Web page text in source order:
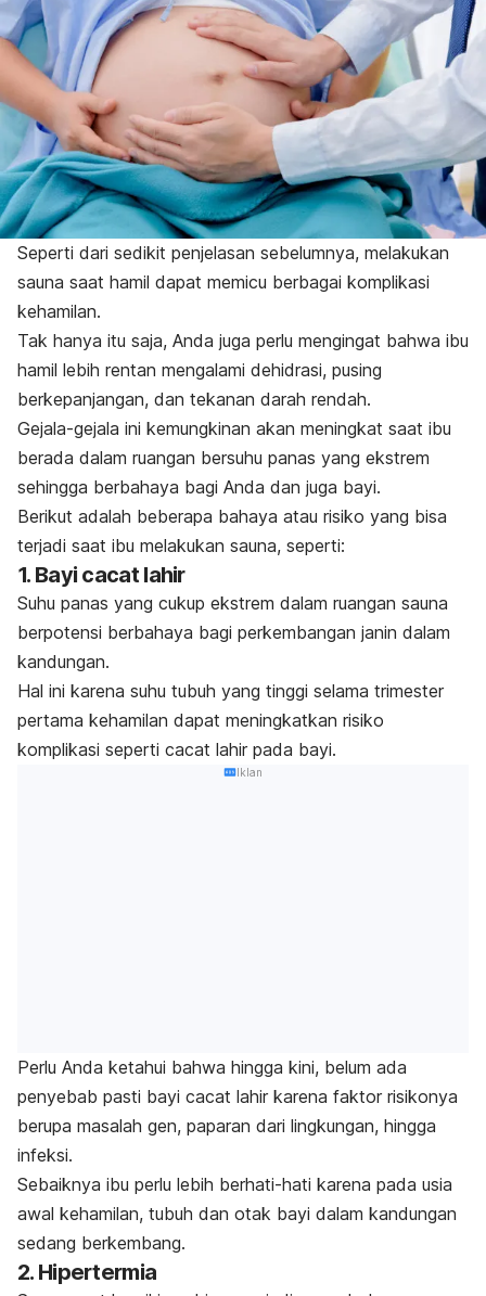
Seperti dari sedikit penjelasan sebelumnya, melakukan
sauna saat hamil dapat memicu berbagai komplikasi
kehamilan.
Tak hanya itu saja, Anda juga perlu mengingat bahwa ibu
hamil lebih rentan mengalami dehidrasi, pusing
berkepanjangan, dan tekanan darah rendah.
Gejala-gejala ini kemungkinan akan meningkat saat ibu
berada dalam ruangan bersuhu panas yang ekstrem
sehingga berbahaya bagi Anda dan juga bayi.
Berikut adalah beberapa bahaya atau risiko yang bisa
terjadi saat ibu melakukan sauna, seperti:
1. Bayi cacat lahir
Suhu panas yang cukup ekstrem dalam ruangan sauna
berpotensi berbahaya bagi perkembangan janin dalam
kandungan.
Hal ini karena suhu tubuh yang tinggi selama trimester
pertama kehamilan dapat meningkatkan risiko
komplikasi seperti cacat lahir pada bayi.
Iklan
Perlu Anda ketahui bahwa hingga kini, belum ada
penyebab pasti bayi cacat lahir karena faktor risikonya
berupa masalah gen, paparan dari lingkungan, hingga
infeksi.
Sebaiknya ibu perlu lebih berhati-hati karena pada usia
awal kehamilan, tubuh dan otak bayi dalam kandungan
sedang berkembang.
2. Hipertermia